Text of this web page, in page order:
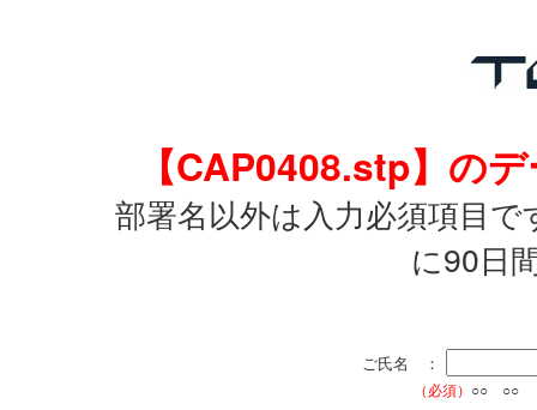
【CAP0408.stp】の
部署名以外は入力必須項目
に90日
ご氏名 ：
（必須） ○○ ○○